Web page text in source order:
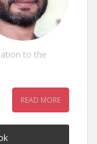
to the
READ MORE